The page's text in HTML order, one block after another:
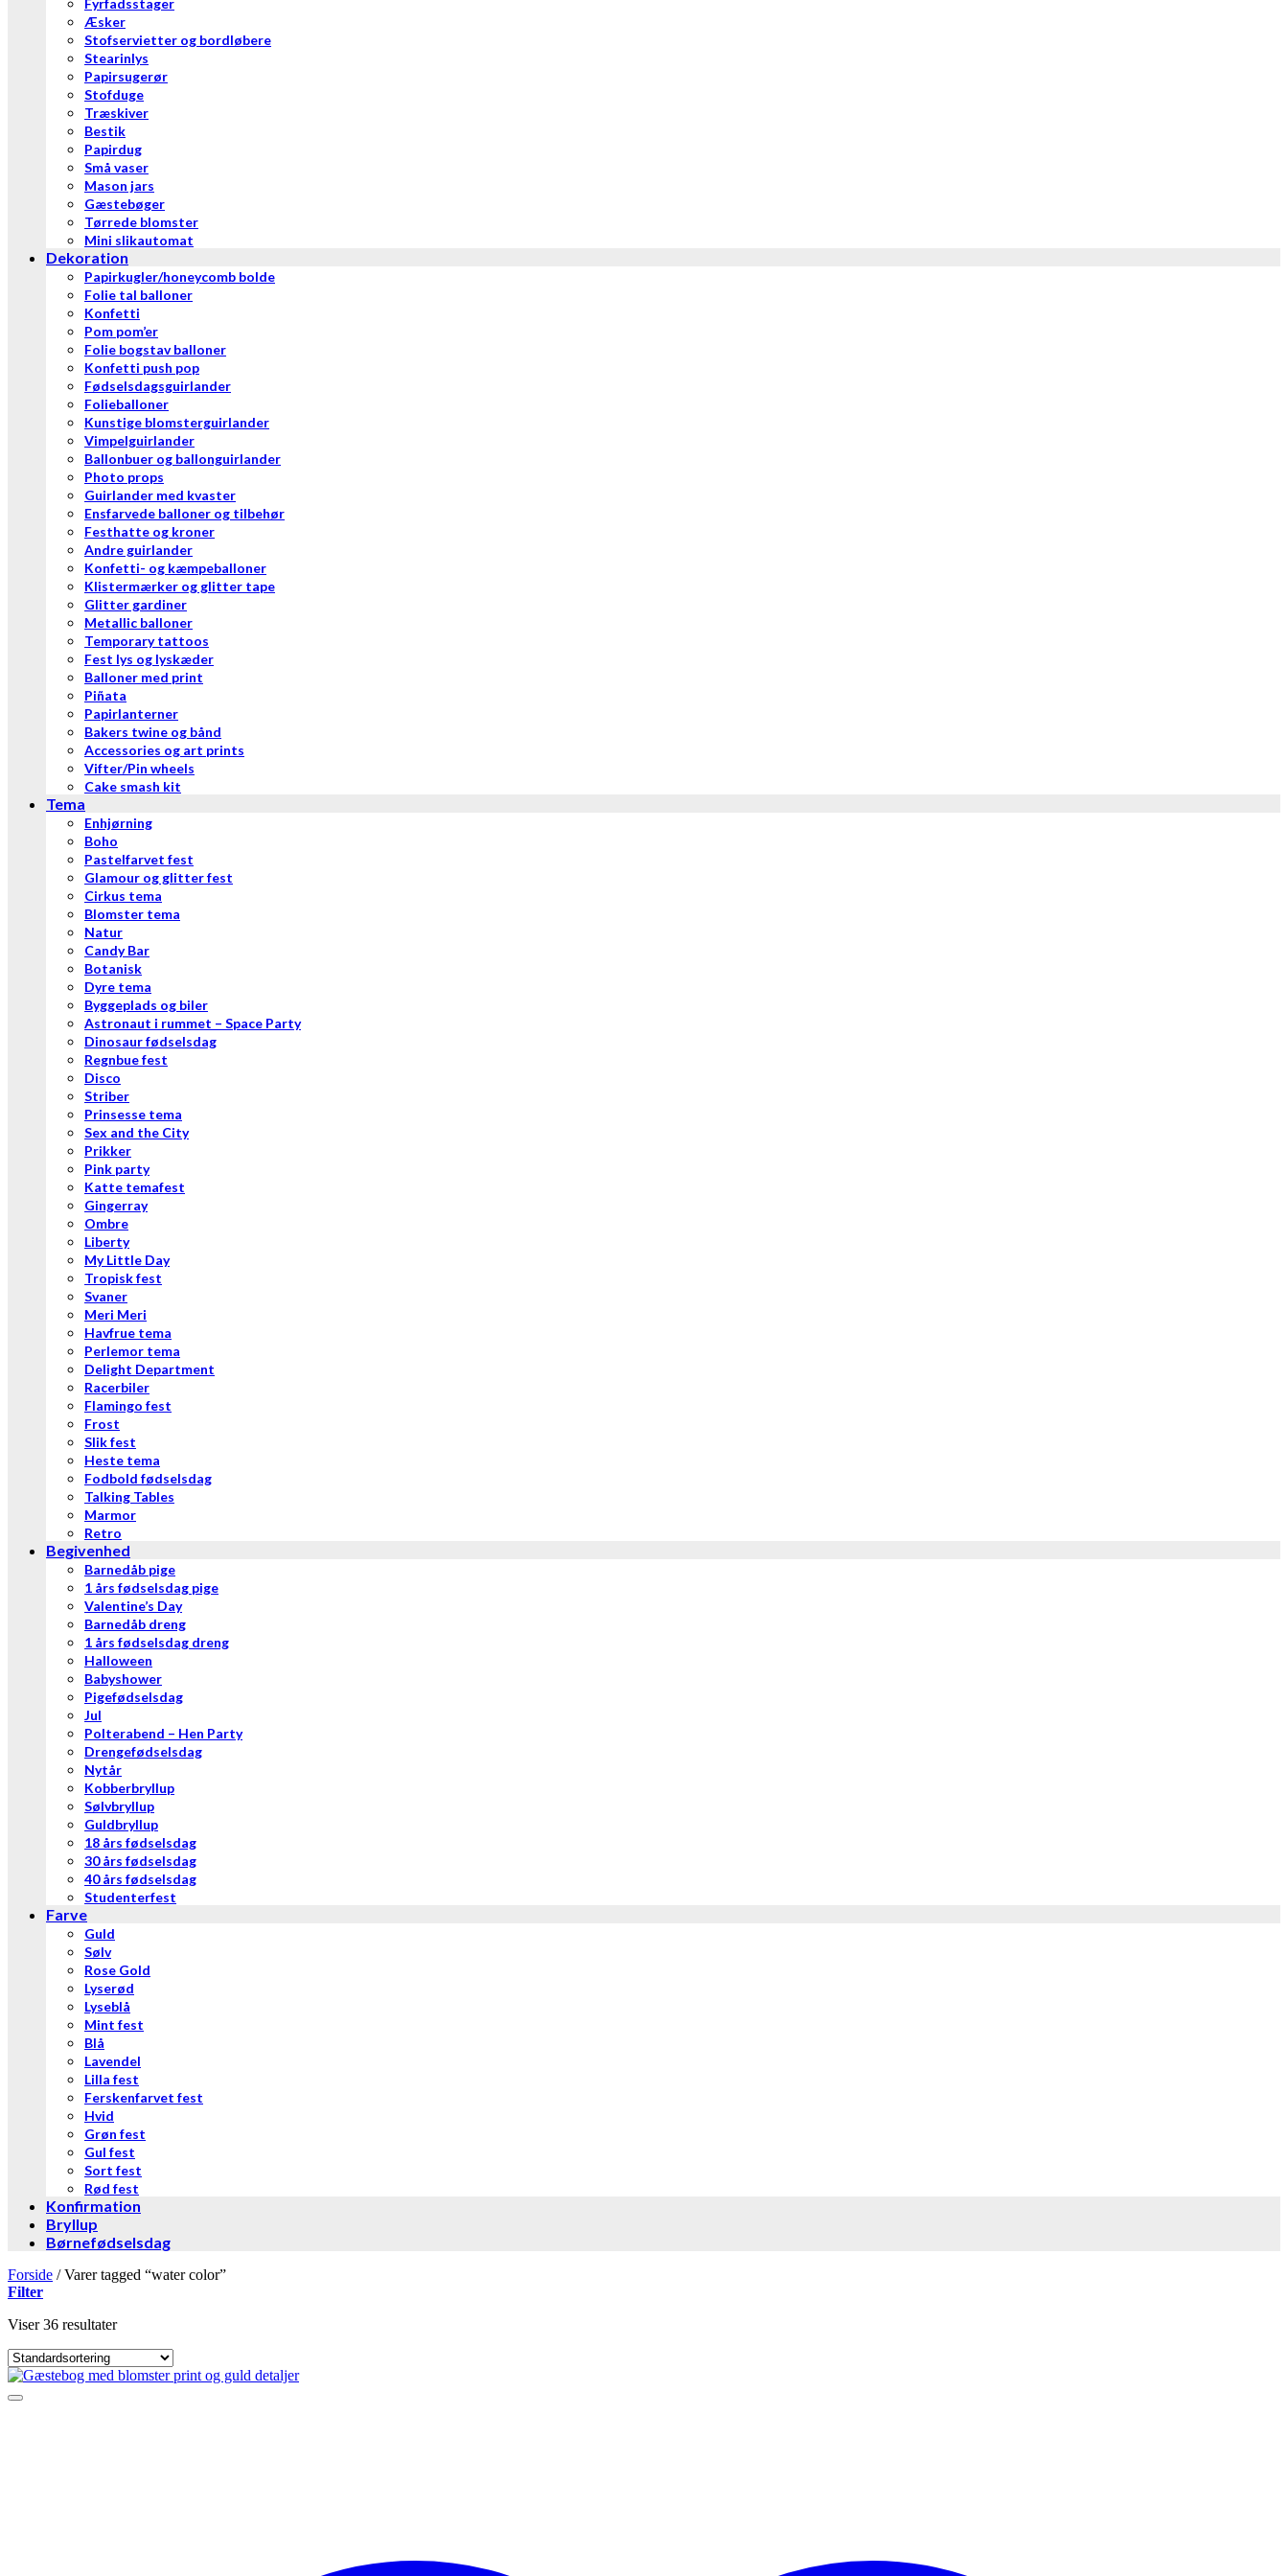
Fyrfadsstager
Æsker
Stofservietter og bordløbere
Stearinlys
Papirsugerør
Stofduge
Træskiver
Bestik
Papirdug
Små vaser
Mason jars
Gæstebøger
Tørrede blomster
Mini slikautomat
Dekoration
Papirkugler/honeycomb bolde
Folie tal balloner
Konfetti
Pom pom’er
Folie bogstav balloner
Konfetti push pop
Fødselsdagsguirlander
Folieballoner
Kunstige blomsterguirlander
Vimpelguirlander
Ballonbuer og ballonguirlander
Photo props
Guirlander med kvaster
Ensfarvede balloner og tilbehør
Festhatte og kroner
Andre guirlander
Konfetti- og kæmpeballoner
Klistermærker og glitter tape
Glitter gardiner
Metallic balloner
Temporary tattoos
Fest lys og lyskæder
Balloner med print
Piñata
Papirlanterner
Bakers twine og bånd
Accessories og art prints
Vifter/Pin wheels
Cake smash kit
Tema
Enhjørning
Boho
Pastelfarvet fest
Glamour og glitter fest
Cirkus tema
Blomster tema
Natur
Candy Bar
Botanisk
Dyre tema
Byggeplads og biler
Astronaut i rummet – Space Party
Dinosaur fødselsdag
Regnbue fest
Disco
Striber
Prinsesse tema
Sex and the City
Prikker
Pink party
Katte temafest
Gingerray
Ombre
Liberty
My Little Day
Tropisk fest
Svaner
Meri Meri
Havfrue tema
Perlemor tema
Delight Department
Racerbiler
Flamingo fest
Frost
Slik fest
Heste tema
Fodbold fødselsdag
Talking Tables
Marmor
Retro
Begivenhed
Barnedåb pige
1 års fødselsdag pige
Valentine’s Day
Barnedåb dreng
1 års fødselsdag dreng
Halloween
Babyshower
Pigefødselsdag
Jul
Polterabend – Hen Party
Drengefødselsdag
Nytår
Kobberbryllup
Sølvbryllup
Guldbryllup
18 års fødselsdag
30 års fødselsdag
40 års fødselsdag
Studenterfest
Farve
Guld
Sølv
Rose Gold
Lyserød
Lyseblå
Mint fest
Blå
Lavendel
Lilla fest
Ferskenfarvet fest
Hvid
Grøn fest
Gul fest
Sort fest
Rød fest
Konfirmation
Bryllup
Børnefødselsdag
Forside /Varer tagged “water color”
Filter
Viser 36 resultater